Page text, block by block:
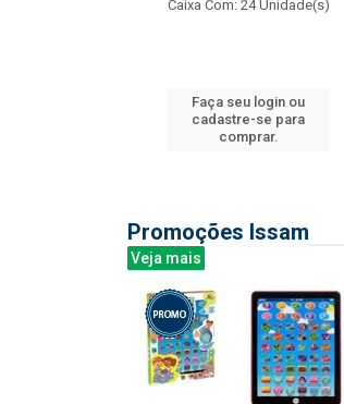
Caixa Com: 24 Unidade(s)
Faça seu login ou
cadastre-se para
comprar.
Promoções Issam
Veja mais